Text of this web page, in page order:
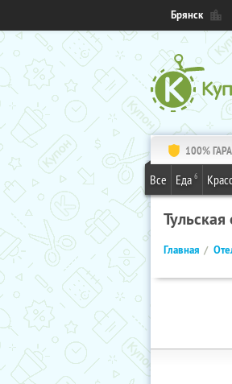
Брянск
100%
Все Еда 6
Тульская
Главная